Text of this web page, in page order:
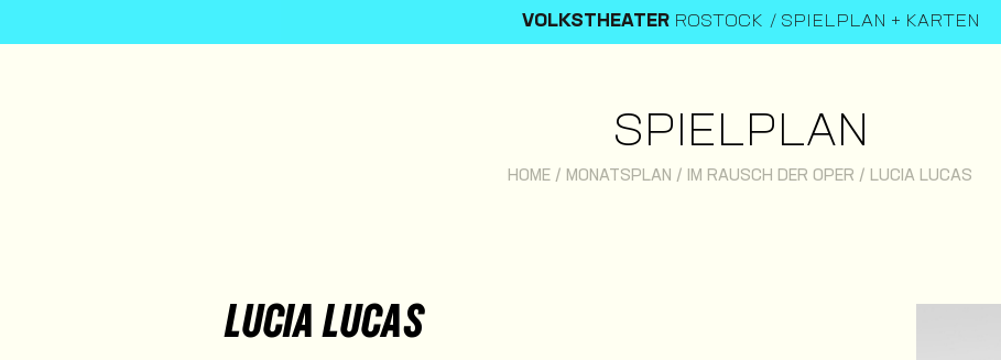
VOLKSTHEATER ROSTOCK SPIELPLAN + KARTEN
SPIELPLAN
HOME / MONATSPLAN / IM RAUSCH DER OPER / LUCIA LUCAS
LUCIA LUCAS